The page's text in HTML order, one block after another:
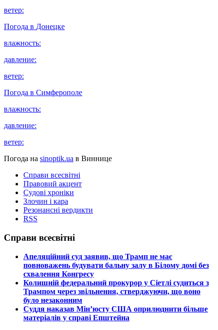
ветер:
Погода в Донецке
влажность:
давление:
ветер:
Погода в Симферополе
влажность:
давление:
ветер:
Погода на sinoptik.ua в Виннице
Справи всесвітні
Правовий акцент
Судові хроніки
Злочин і кара
Резонансні вердикти
RSS
Справи всесвітні
​Апеляційний суд заявив, що Трамп не має
повноважень будувати бальну залу в Білому домі без
схвалення Конгресу
​Колишній федеральний прокурор у Сіетлі судиться з
Трампом через звільнення, стверджуючи, що воно
було незаконним
​Суддя наказав Мін’юсту США оприлюднити більше
матеріалів у справі Епштейна